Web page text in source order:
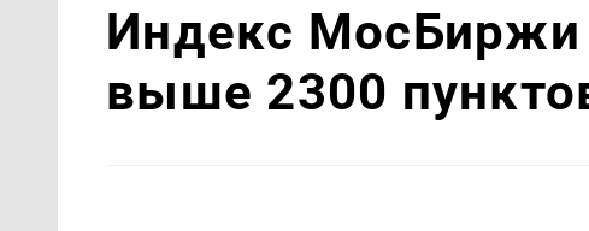
Индекс МосБиржи
выше 2300